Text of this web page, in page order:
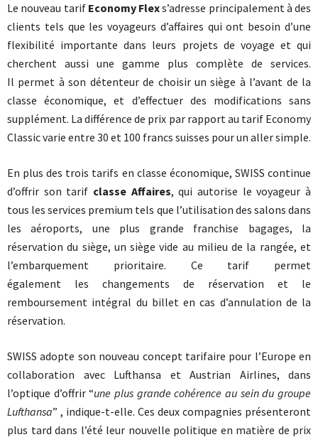
Le nouveau tarif Economy Flexs’adresse principalement à des
clients tels que les voyageurs d’affaires qui ont besoin d’une
flexibilité importante dans leurs projets de voyage et qui
cherchent aussi une gamme plus complète de services.
Il permet à son détenteur de choisir un siège à l’avant de la
classe économique, et d’effectuer des modifications sans
supplément. La différence de prix par rapport au tarif Economy
Classic varie entre 30 et 100 francs suisses pour un aller simple.
En plus des trois tarifs en classe économique, SWISS continue
d’offrir son tarif classe Affaires, qui autorise le voyageur à
tous les services premium tels que l’utilisation des salons dans
les aéroports, une plus grande franchise bagages, la
réservation du siège, un siège vide au milieu de la rangée, et
l’embarquement prioritaire. Ce tarif permet
également les changements de réservation et le
remboursement intégral du billet en cas d’annulation de la
réservation.
SWISS adopte son nouveau concept tarifaire pour l’Europe en
collaboration avec Lufthansa et Austrian Airlines, dans
l’optique d’offrir “une plus grande cohérence au sein du groupe
Lufthansa” , indique-t-elle. Ces deux compagnies présenteront
plus tard dans l’été leur nouvelle politique en matière de prix